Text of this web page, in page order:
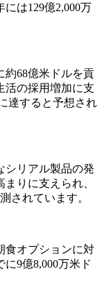
は129億2,000万
約68億米ドルを貢
活の採用増加に支
達すると予想され
シリアル製品の発
りに支えられ、
されています。
食オプションに対
9億8,000万米ド